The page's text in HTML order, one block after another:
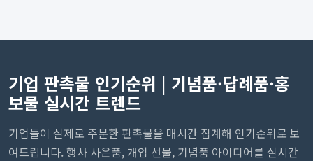
기업 판촉물 인기순위 | 기념품·답례품·홍
보물 실시간 트렌드
기업들이 실제로 주문한 판촉물을 매시간 집계해 인기순위로 보
여드립니다. 행사 사은품, 개업 선물, 기념품 아이디어를 실시간